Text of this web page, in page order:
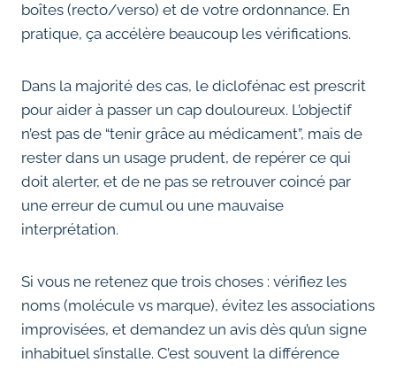
boîtes (recto/verso) et de votre ordonnance. En
pratique, ça accélère beaucoup les vérifications.
Dans la majorité des cas, le diclofénac est prescrit
pour aider à passer un cap douloureux. L’objectif
n’est pas de “tenir grâce au médicament”, mais de
rester dans un usage prudent, de repérer ce qui
doit alerter, et de ne pas se retrouver coincé par
une erreur de cumul ou une mauvaise
interprétation.
Si vous ne retenez que trois choses : vérifiez les
noms (molécule vs marque), évitez les associations
improvisées, et demandez un avis dès qu’un signe
inhabituel s’installe. C’est souvent la différence